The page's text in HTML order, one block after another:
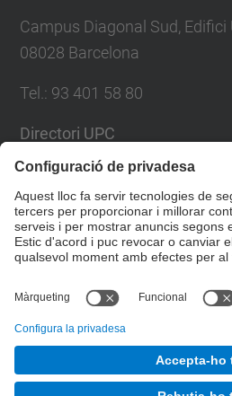
Campus Diagonal Sud, Edifici
08028 Barcelona
Tel. : 93 401 58 80
Directori UPC
Formulari de contacte
Llista Xarxes
Facultat de Matemàtiques i